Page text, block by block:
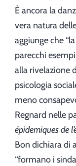
È ancora la
vera natura
aggiunge che
parecchi
alla rivelazione
psicologia
meno
Regnard nelle
épidemiques de
Bon dichiara di
“formano i